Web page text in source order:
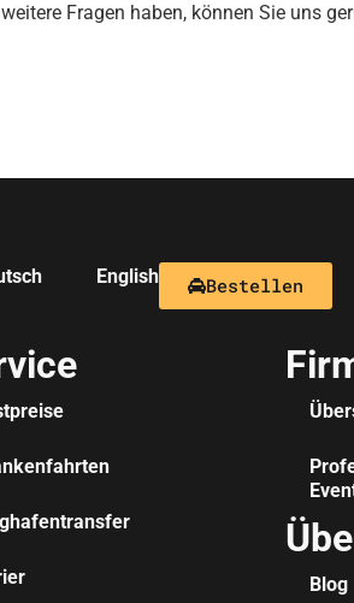
Fragen haben, können Sie uns
English Bestellen
Blog